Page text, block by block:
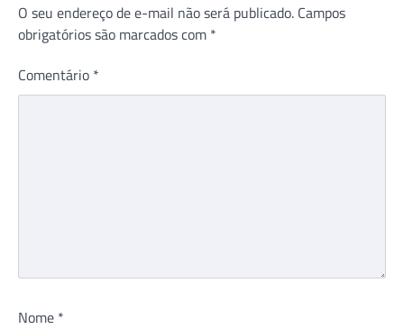
O seu endereço de e-mail não será publicado. Campos
obrigatórios são marcados com *
Comentário *
Nome *